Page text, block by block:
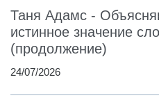
Таня Адамс -
истинное значение
(продолжение)
24/07/2026